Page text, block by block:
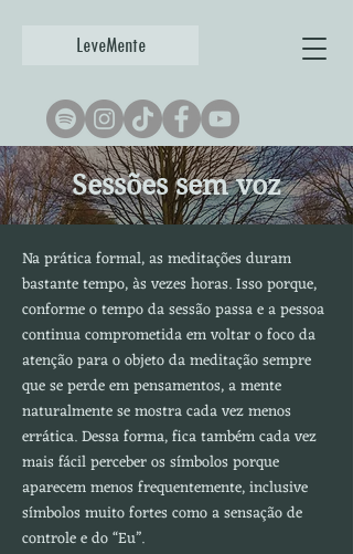
LeveMente
Sessões sem voz
Na prática formal, as meditações duram
bastante tempo, às vezes horas. Isso porque,
conforme o tempo da sessão passa e a pessoa
continua comprometida em voltar o foco da
atenção para o objeto da meditação sempre
que se perde em pensamentos, a mente
naturalmente se mostra cada vez menos
errática. Dessa forma, fica também cada vez
mais fácil perceber os símbolos porque
aparecem menos frequentemente, inclusive
símbolos muito fortes como a sensação de
controle e do “Eu”.